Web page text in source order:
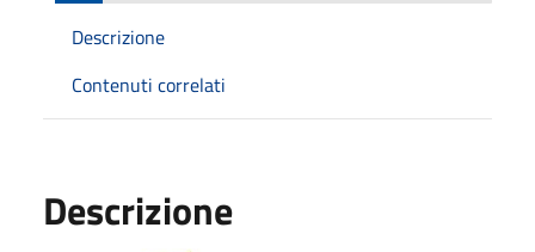
Descrizione
Contenuti correlati
Descrizione